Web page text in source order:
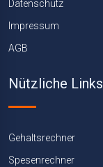
Datenschutz
Impressum
AGB
Nützliche Links
Gehaltsrechner
Spesenrechner